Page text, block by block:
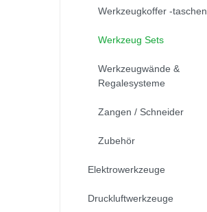
Werkzeugkoffer -taschen
Werkzeug Sets
Werkzeugwände &
Regalesysteme
Zangen / Schneider
Zubehör
Elektrowerkzeuge
Druckluftwerkzeuge